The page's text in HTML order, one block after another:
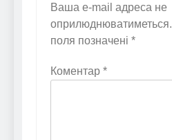
Ваша e-mail адреса не
оприлюднюватиметься.
поля позначені *
Коментар *